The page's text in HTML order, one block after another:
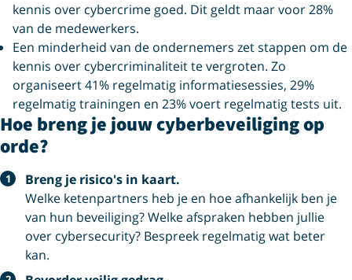
kennis over cybercrime goed. Dit geldt maar voor 28%
van de medewerkers.
Een minderheid van de ondernemers zet stappen om de
kennis over cybercriminaliteit te vergroten. Zo
organiseert 41% regelmatig informatiesessies, 29%
regelmatig trainingen en 23% voert regelmatig tests uit.
Hoe breng je jouw cyberbeveiliging op
orde?
Breng je risico's in kaart.
Welke ketenpartners heb je en hoe afhankelijk ben je
van hun beveiliging? Welke afspraken hebben jullie
over cybersecurity? Bespreek regelmatig wat beter
kan.